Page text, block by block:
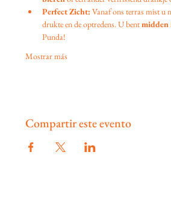
Perfect Zicht: Vanaf ons terras mist u
drukte en de optredens. U bent midden
Punda!
Mostrar más
Compartir este evento